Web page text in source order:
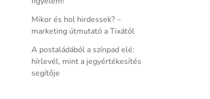
Mikor és hol hirdessek? –
marketing útmutató a Tixától
A postaládából a színpad elé:
hírlevél, mint a jegyértékesítés
segítője